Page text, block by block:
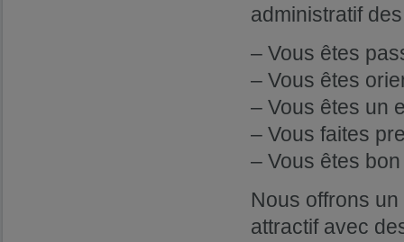
administratif
– Vous êtes
– Vous êtes
– Vous êtes un
– Vous faites
– Vous êtes
Nous offrons
attractif avec